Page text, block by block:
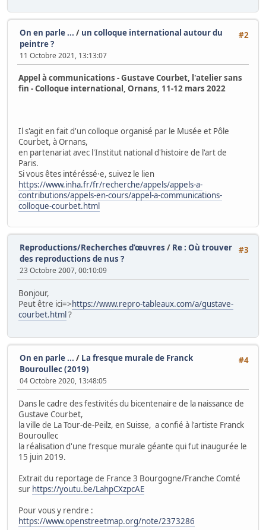
#2
On en parle ... / un colloque international autour du
peintre ?
11 Octobre 2021, 13:13:07
Appel à communications - Gustave Courbet, l'atelier sans
fin - Colloque international, Ornans, 11-12 mars 2022
Il s'agit en fait d'un colloque organisé par le Musée et Pôle
Courbet, à Ornans,
en partenariat avec l'Institut national d'histoire de l'art de
Paris.
Si vous êtes intéréssé·e, suivez le lien
https://www.inha.fr/fr/recherche/appels/appels-a-
contributions/appels-en-cours/appel-a-communications-
colloque-courbet.html
#3
Reproductions/Recherches d’œuvres / Re : Où trouver
des reproductions de nus ?
23 Octobre 2007, 00:10:09
Bonjour,
Peut être ici=>https://www.repro-tableaux.com/a/gustave-
courbet.html?
#4
On en parle ... / La fresque murale de Franck
Bouroullec (2019)
04 Octobre 2020, 13:48:05
Dans le cadre des festivités du bicentenaire de la naissance de
Gustave Courbet,
la ville de La Tour-de-Peilz, en Suisse, a confié à l'artiste Franck
Bouroullec
la réalisation d'une fresque murale géante qui fut inaugurée le
15 juin 2019.
Extrait du reportage de France 3 Bourgogne/Franche Comté
sur https://youtu.be/LahpCXzpcAE
Pour vous y rendre :
https://www.openstreetmap.org/note/2373286